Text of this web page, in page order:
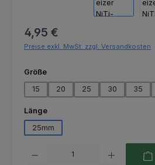
Regulärer Preis:
4,95 €
Preise exkl. MwSt. zzgl. Versandkosten
Größeauswählen
15
20 25 30 35
Längeauswählen
25mm